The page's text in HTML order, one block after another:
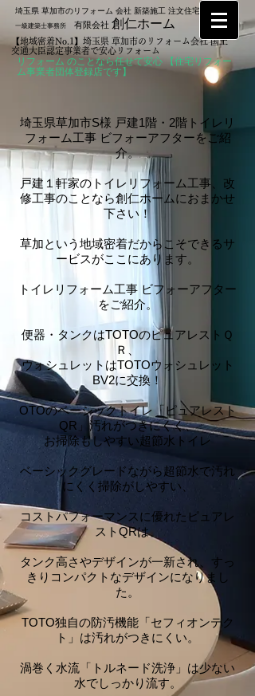
埼玉県 草加市のリフォーム 会社 新築施工 注文住宅なら
一級建築士事務所 有限会社 創仁ホーム
【地域密着No.1】埼玉県 草加市のリフォーム会社 国土
交通大臣認定事業者で安心リフォーム
リフォーム のことなら任せて安心 【住宅リフォー
ム事業者団体登録店です】
埼玉県草加市S様 戸建1階・2階 トイレリ
フォーム工事ビフォーアフターをご紹
介。
戸建１軒家のトイレリフォーム工事、改
修工事のことなら創仁ホームにおまかせ
下さい！
草加という地域密着だからこそできるサ
ービスがここにあります。
トイレリフォーム工事 ビフォーアフター
をご紹介。
便器・タンクはTOTOのピュアレストＱ
Ｒ、
ウォシュレットはTOTOウォシュレット
BV2に交換！
OTOのベーシックトイレ「ピュアレスト
QR」汚れがつきにくく、
お掃除もしやすい超節水トイレ
ベーシックグレードながら超節水で汚れ
にくく掃除がしやすい、
コストパフォーマンスに優れたピュアレ
ストQRは、
タンク高さやデザインが一新され、すっ
きりコンパクトなデザインになりまし
た。
TOTO独自の防汚機能「セフィオンテク
ト」は汚れがつきにくい。
渦巻く水流「トルネード洗浄」は少ない
水でしっかり流す。